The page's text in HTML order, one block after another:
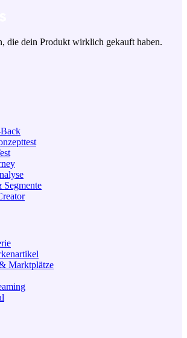
die dein Produkt wirklich gekauft haben.
Marktplätze